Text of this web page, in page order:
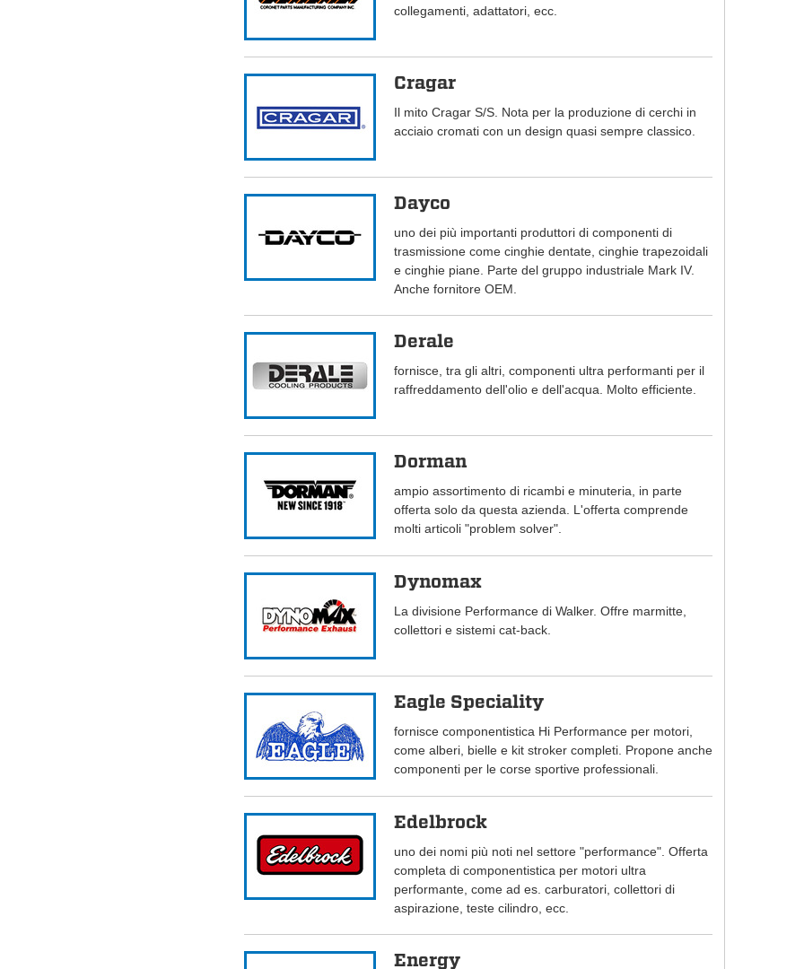
collegamenti, adattatori, ecc.
Cragar
Il mito Cragar S/S. Nota per la produzione di cerchi in
acciaio cromati con un design quasi sempre classico.
Dayco
uno dei più importanti produttori di componenti di
trasmissione come cinghie dentate, cinghie trapezoidali
e cinghie piane. Parte del gruppo industriale Mark IV.
Anche fornitore OEM.
Derale
fornisce, tra gli altri, componenti ultra performanti per il
raffreddamento dell'olio e dell'acqua. Molto efficiente.
Dorman
ampio assortimento di ricambi e minuteria, in parte
offerta solo da questa azienda. L'offerta comprende
molti articoli "problem solver".
Dynomax
La divisione Performance di Walker. Offre marmitte,
collettori e sistemi cat-back.
Eagle Speciality
fornisce componentistica Hi Performance per motori,
come alberi, bielle e kit stroker completi. Propone anche
componenti per le corse sportive professionali.
Edelbrock
uno dei nomi più noti nel settore "performance". Offerta
completa di componentistica per motori ultra
performante, come ad es. carburatori, collettori di
aspirazione, teste cilindro, ecc.
Energy